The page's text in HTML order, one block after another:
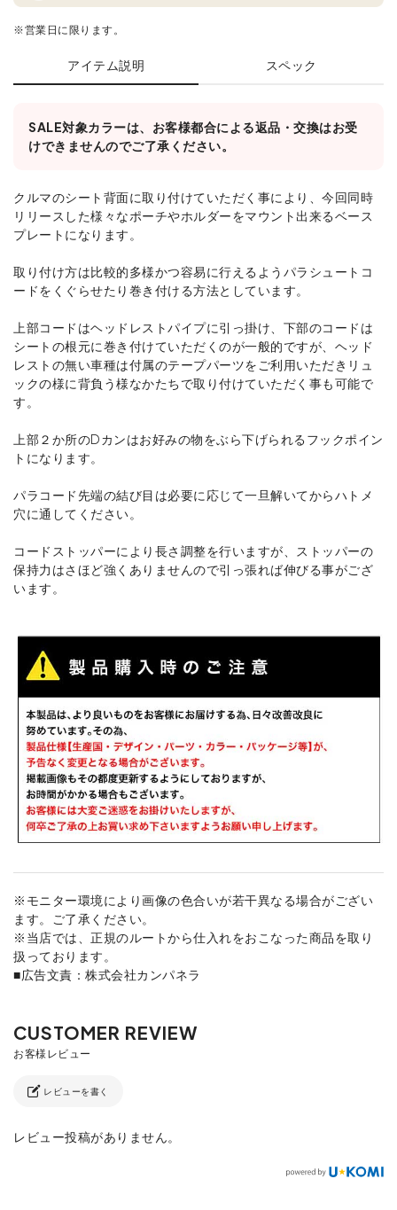
※営業日に限ります。
アイテム説明 スペック
SALE対象カラーは、お客様都合による返品・交換はお受
けできませんのでご了承ください。
クルマのシート背面に取り付けていただく事により、今回同時
リリースした様々なポーチやホルダーをマウント出来るベース
プレートになります。
取り付け方は比較的多様かつ容易に行えるようパラシュートコ
ードをくぐらせたり巻き付ける方法としています。
上部コードはヘッドレストパイプに引っ掛け、下部のコードは
シートの根元に巻き付けていただくのが一般的ですが、ヘッド
レストの無い車種は付属のテープパーツをご利用いただきリュ
ックの様に背負う様なかたちで取り付けていただく事も可能で
す。
上部２か所のDカンはお好みの物をぶら下げられるフックポイン
トになります。
パラコード先端の結び目は必要に応じて一旦解いてからハトメ
穴に通してください。
コードストッパーにより長さ調整を行いますが、ストッパーの
保持力はさほど強くありませんので引っ張れば伸びる事がござ
います。
※モニター環境により画像の色合いが若干異なる場合がござい
ます。ご了承ください。
※当店では、正規のルートから仕入れをおこなった商品を取り
扱っております。
■広告文責：株式会社カンパネラ
レビューを書く
レビュー投稿がありません。